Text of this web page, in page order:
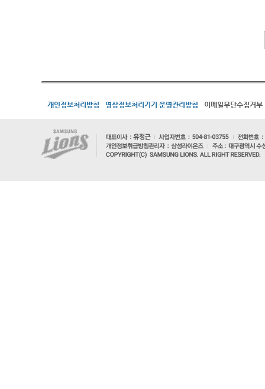
개인정보처리방침 영상정보처리기기 운영관리방침 이메일무단수집거부